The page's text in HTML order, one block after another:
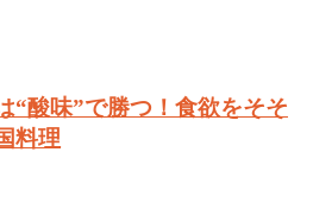
“酸味”で勝つ！食欲をそそ
料理